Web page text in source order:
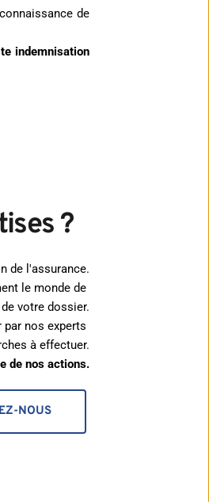
de
indemnisation
?
de l'assurance.
le monde de
votre dossier.
nos experts
à effectuer.
de nos actions.
NOUS